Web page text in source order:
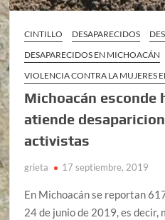
CINTILLO DESAPARECIDOS
DESAPARECIDOS EN MICHOACÁN
VIOLENCIA CONTRA LA MUJERES
Michoacán esconde
atiende
activistas
grieta 17 septiembre, 2019
En Michoacán se reportan
24 de junio de 2019, es decir,